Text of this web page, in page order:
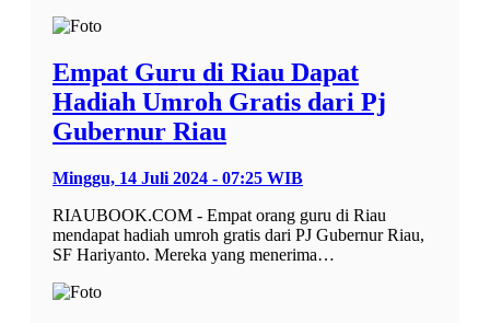
Empat Guru di Riau Dapat
Hadiah Umroh Gratis dari Pj
Gubernur Riau
Minggu, 14 Juli 2024 - 07:25 WIB
RIAUBOOK.COM - Empat orang guru di Riau
mendapat hadiah umroh gratis dari PJ Gubernur Riau,
SF Hariyanto. Mereka yang menerima…